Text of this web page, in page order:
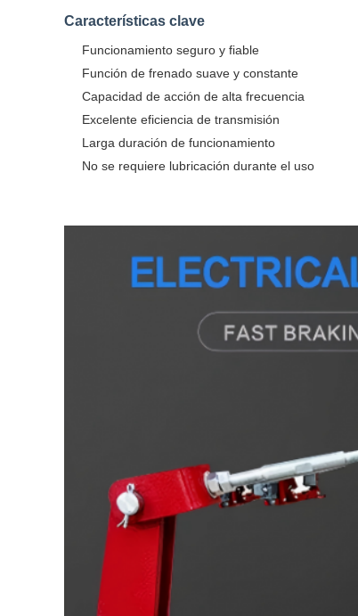
Características clave
Funcionamiento seguro y fiable
Función de frenado suave y constante
Capacidad de acción de alta frecuencia
Excelente eficiencia de transmisión
Larga duración de funcionamiento
No se requiere lubricación durante el uso